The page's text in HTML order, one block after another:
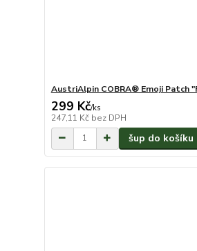
AustriAlpin COBRA® Emoji Patch
299 Kč/ks
247,11 Kč bez DPH
šup do košíku